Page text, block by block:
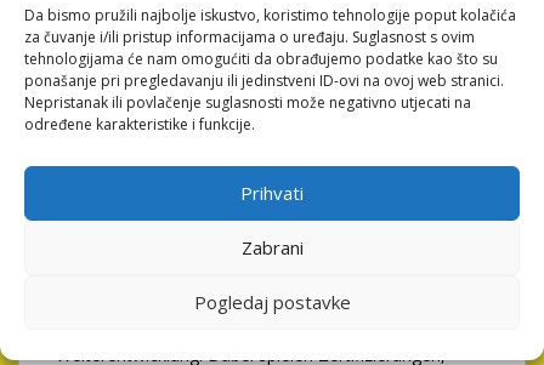
Da bismo pružili najbolje iskustvo, koristimo tehnologije poput kolačića
za čuvanje i/ili pristup informacijama o uređaju. Suglasnost s ovim
tehnologijama će nam omogućiti da obrađujemo podatke kao što su
ponašanje pri pregledavanju ili jedinstveni ID-ovi na ovoj web stranici.
Nepristanak ili povlačenje suglasnosti može negativno utjecati na
određene karakteristike i funkcije.
Prihvati
Zabrani
Pogledaj postavke
die Umsetzung erfordert immer auch eine fachkundige
Planung und Ausführung, um Fördermittel optimal zu
nutzen und technische Standards zu erfüllen.
Fachkompetenz und
Qualitätssicherung: Die
Herausforderung für
Unternehmen
profitiert nicht nur von innovativen Technologien,
Weiterentwicklung. Dabei spielen Zertifizierungen,